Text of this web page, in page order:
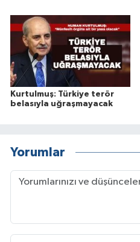
Kurtulmuş: Türkiye terör
belasıyla uğraşmayacak
Yorumlar